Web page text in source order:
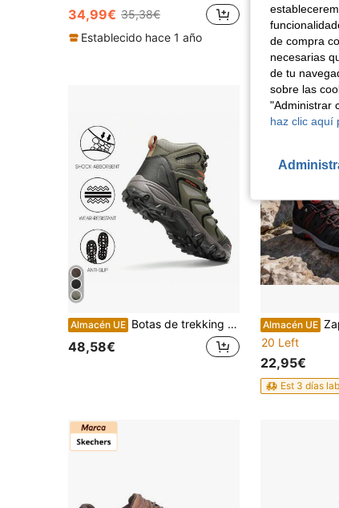
34,99€ 35,38€
Establecido hace 1 año
22,45€
Almacén UE Botas de trekking para hombre
48,58€
Almacén UE Zapatos de
20 Left
22,95€
Est 3 días
de compra
necesarias
de tu
sobre las
"Administrar
haz clic aquí